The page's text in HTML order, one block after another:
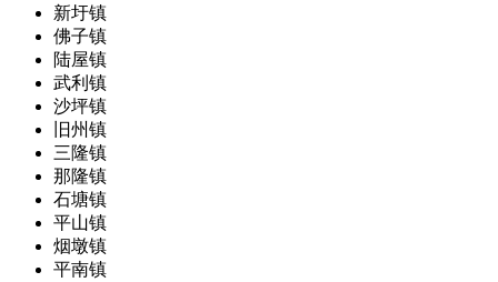
新圩镇
佛子镇
陆屋镇
武利镇
沙坪镇
旧州镇
三隆镇
那隆镇
石塘镇
平山镇
烟墩镇
平南镇